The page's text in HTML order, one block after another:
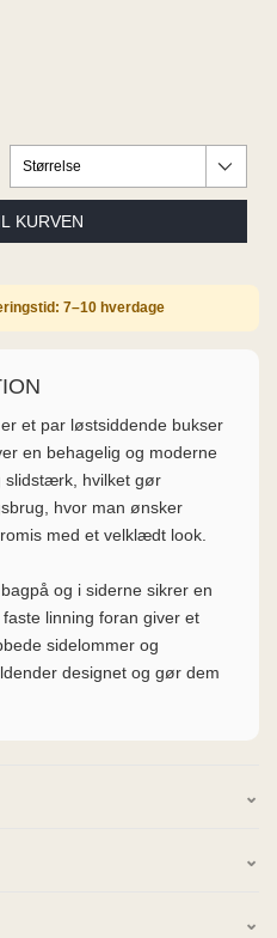
7–10 hverdage
et par løstsiddende bukser
en behagelig og moderne
slidstærk, hvilket gør
hvor man ønsker
med et velklædt look.
og i siderne sikrer en
linning foran giver et
sidelommer og
designet og gør dem